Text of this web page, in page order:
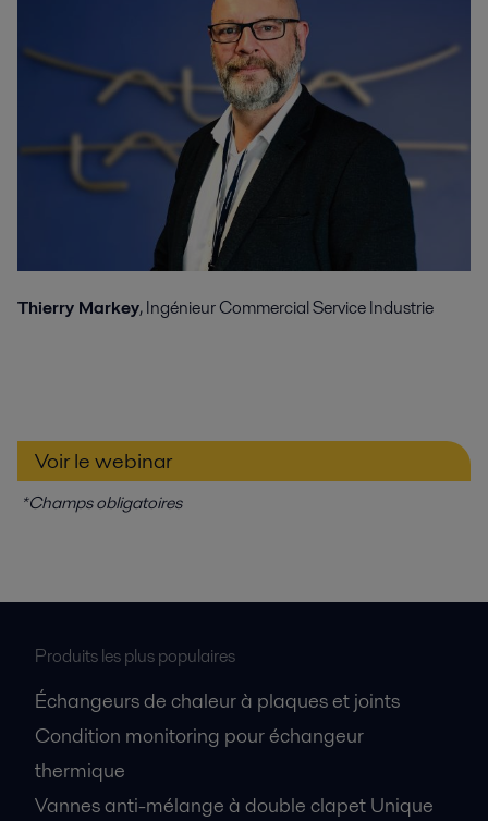
Thierry Markey, Ingénieur Commercial Service Industrie
Voir le webinar
*Champs obligatoires
Produits les plus populaires
Échangeurs de chaleur à plaques et joints
Condition monitoring pour échangeur
thermique
Vannes anti-mélange à double clapet Unique